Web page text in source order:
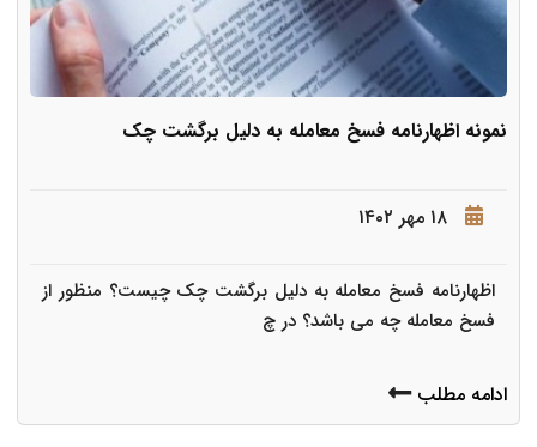
نمونه اظهارنامه فسخ معامله به دلیل برگشت چک
۱۸ مهر ۱۴۰۲
اظهارنامه فسخ معامله به دلیل برگشت چک چیست؟ منظور از
فسخ معامله چه می باشد؟ در چ
ادامه مطلب